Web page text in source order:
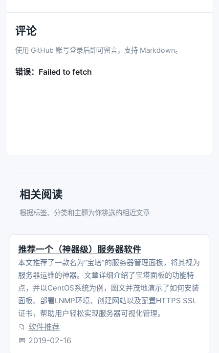
评论
使用 GitHub 账号登录后即可留言，支持 Markdown。
相关阅读
根据标签、分类和主题为你挑选的相近文章
推荐一个（神器级）服务器软件
本文推荐了一款名为“宝塔”的服务器管理面板，将其视为
服务器运维的神器。文章详细介绍了宝塔面板的功能特
点，并以CentOS系统为例，图文并茂地演示了如何安装
面板、部署LNMP环境、创建网站以及配置HTTPS SSL
证书，帮助用户轻松实现服务器可视化管理。
📁 软件推荐
📅 2019-02-16